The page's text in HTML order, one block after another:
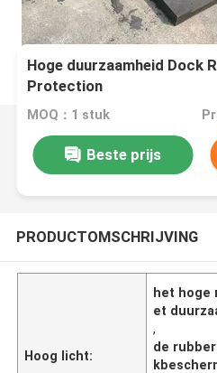
Hoge duurzaamheid Dock
Protection
MOQ：1 stuk
Beste prijs
PRODUCTOMSCHRIJVING
Hoog licht:
het hoge
et
,
de